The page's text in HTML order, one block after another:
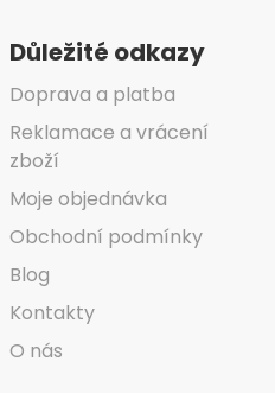
Důležité odkazy
Doprava a platba
Reklamace a vrácení
zboží
Moje objednávka
Obchodní podmínky
Blog
Kontakty
O nás